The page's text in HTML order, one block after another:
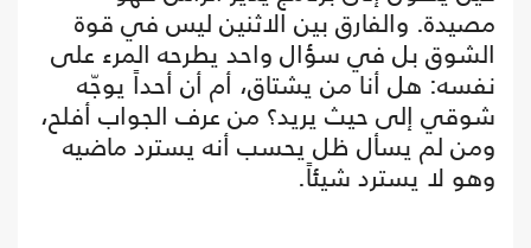
مصيدة. والفارق بين الاثنين ليس في قوة
الشوق بل في سؤال واحد يطرحه المرء على
نفسه: هل أنا من يشتاق، أم أن أحداً يوجّه
شوقي إلى حيث يريد؟ من عرف الجواب أفلح،
ومن لم يسأل ظل يحسب أنه يسترد ماضيه
وهو لا يسترد شيئاً.